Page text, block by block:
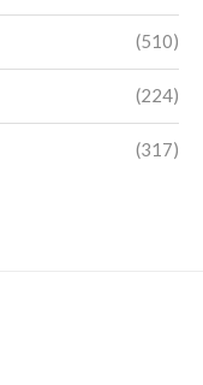
(510)
(224)
(317)